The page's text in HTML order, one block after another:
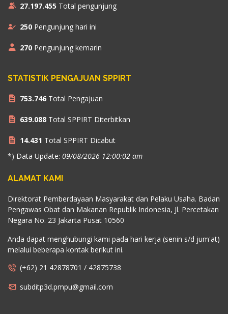
27.197.455 Total pengunjung
250 Pengunjung hari ini
270 Pengunjung kemarin
STATISTIK PENGAJUAN SPPIRT
753.746 Total Pengajuan
639.088 Total SPPIRT Diterbitkan
14.431 Total SPPIRT Dicabut
*) Data Update: 09/08/2026 12:00:02 am
ALAMAT KAMI
Direktorat Pemberdayaan Masyarakat dan Pelaku Usaha. Badan
Pengawas Obat dan Makanan Republik Indonesia, Jl. Percetakan
Negara No. 23 Jakarta Pusat 10560
Anda dapat menghubungi kami pada hari kerja (senin s/d jum'at)
melalui beberapa kontak berikut ini.
(+62) 21 42878701 / 42875738
subditp3d.pmpu@gmail.com